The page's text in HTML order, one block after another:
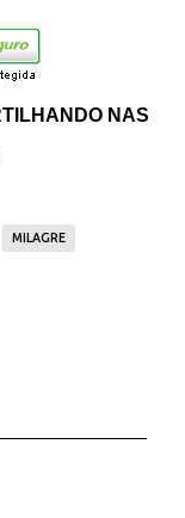
NAS
MILAGRE